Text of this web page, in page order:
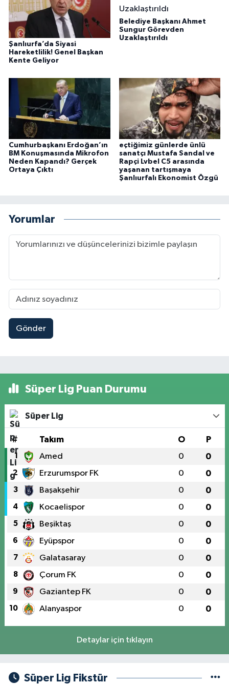
Şanlıurfa’da Siyasi
Hareketlilik! Genel Başkan
Kente Geliyor
Belediye Başkanı Ahmet
Sungur Görevden
Uzaklaştırıldı
Cumhurbaşkanı Erdoğan’ın
BM Konuşmasında Mikrofon
Neden Kapandı? Gerçek
Ortaya Çıktı
eçtiğimiz günlerde ünlü
sanatçı Mustafa Sandal ve
Rapçi Lvbel C5 arasında
yaşanan tartışmaya
Şanlıurfalı Ekonomist Özgü
Yorumlar
Gönder
Süper Lig Puan Durumu
Süper Lig
# Takım O P
1 Amed 0 0
2 Erzurumspor FK 0 0
3 Başakşehir 0 0
4 Kocaelispor 0 0
5 Beşiktaş 0 0
6 Eyüpspor 0 0
7 Galatasaray 0 0
8 Çorum FK 0 0
9 Gaziantep FK 0 0
10 Alanyaspor 0 0
Detaylar için tıklayın
Süper Lig Fikstür